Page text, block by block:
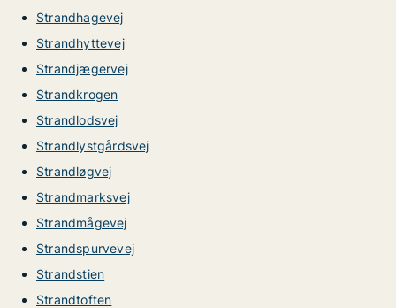
Strandhagevej
Strandhyttevej
Strandjægervej
Strandkrogen
Strandlodsvej
Strandlystgårdsvej
Strandløgvej
Strandmarksvej
Strandmågevej
Strandspurvevej
Strandstien
Strandtoften